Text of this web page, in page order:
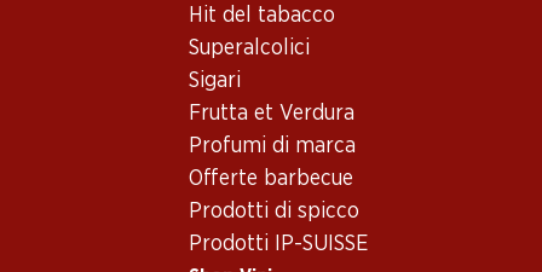
Hit del tabacco
Superalcolici
Sigari
Frutta et Verdura
Profumi di marca
Offerte barbecue
Prodotti di spicco
Prodotti IP-SUISSE
Goccia Bianca Bianco di
Merlot del Ticino DOC
Brivio Prà Rosso Merlot del